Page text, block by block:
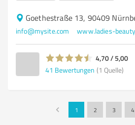
Goethestraße 13, 90409
info@mysite.com www.ladies-
4,70 / 5,00
41 Bewertungen (1 Quelle)
1 2 3 4